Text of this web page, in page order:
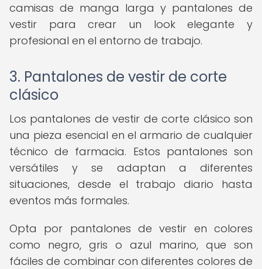
camisas de manga larga y pantalones de
vestir para crear un look elegante y
profesional en el entorno de trabajo.
3. Pantalones de vestir de corte
clásico
Los pantalones de vestir de corte clásico son
una pieza esencial en el armario de cualquier
técnico de farmacia. Estos pantalones son
versátiles y se adaptan a diferentes
situaciones, desde el trabajo diario hasta
eventos más formales.
Opta por pantalones de vestir en colores
como negro, gris o azul marino, que son
fáciles de combinar con diferentes colores de